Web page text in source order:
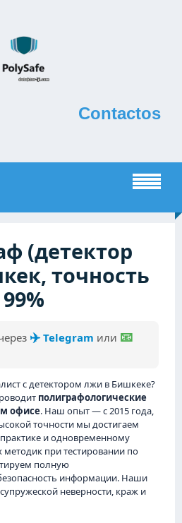
Contactos
(детектор
точность
99%
✈️Telegram или 📧
с детектором лжи в Бишкеке?
полиграфологические
офисе. Наш опыт — с 2015 года,
точности мы достигаем
и одновременному
при тестировании по
полную
информации. Наши
неверности, краж и